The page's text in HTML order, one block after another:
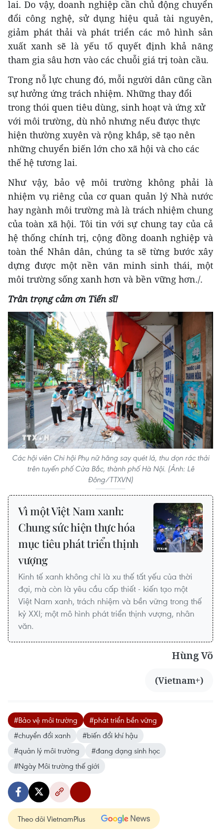
lai. Do vậy, doanh nghiệp cần chủ động chuyển
đổi công nghệ, sử dụng hiệu quả tài nguyên,
giảm phát thải và phát triển các mô hình sản
xuất xanh sẽ là yếu tố quyết định khả năng
tham gia sâu hơn vào các chuỗi giá trị toàn cầu.
Trong nỗ lực chung đó, mỗi người dân cũng cần
sự hưởng ứng trách nhiệm. Những thay đổi
trong thói quen tiêu dùng, sinh hoạt và ứng xử
với môi trường, dù nhỏ nhưng nếu được thực
hiện thường xuyên và rộng khắp, sẽ tạo nên
những chuyển biến lớn cho xã hội và cho các
thế hệ tương lai.
Như vậy, bảo vệ môi trường không phải là
nhiệm vụ riêng của cơ quan quản lý Nhà nước
hay ngành môi trường mà là trách nhiệm chung
của toàn xã hội. Tôi tin với sự chung tay của cả
hệ thống chính trị, cộng đồng doanh nghiệp và
toàn thể Nhân dân, chúng ta sẽ từng bước xây
dựng được một nền văn minh sinh thái, một
môi trường sống xanh hơn và bền vững hơn./.
Trân trọng cảm ơn Tiến sĩ!
Các hội viên Chi hội Phụ nữ hăng say quét lá, thu dọn rác thải
trên tuyến phố Cửa Bắc, thành phố Hà Nội. (Ảnh: Lê
Đông/TTXVN)
Vì một Việt Nam xanh:
Chung sức hiện thực hóa
mục tiêu phát triển thịnh
vượng
Kinh tế xanh không chỉ là xu thế tất yếu của thời
đại, mà còn là yêu cầu cấp thiết - kiến tạo một
Việt Nam xanh, trách nhiệm và bền vững trong thế
kỷ XXI; một mô hình phát triển thịnh vượng, nhân
văn.
Hùng Võ
(Vietnam+)
#Bảo vệ môi trường
#phát triển bền vững
#chuyển đổi xanh
#biến đổi khí hậu
#quản lý môi trường
#đang dạng sinh học
#Ngày Môi trường thế giới
Theo dõi VietnamPlus